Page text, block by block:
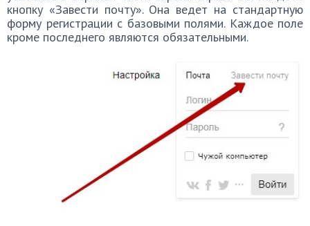
кнопку «Завести почту». Она ведет на стандартную
форму регистрации с базовыми полями. Каждое поле
кроме последнего являются обязательными.